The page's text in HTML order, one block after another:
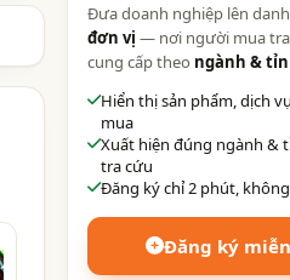
Đưa doanh nghiệp lên
đơn vị — nơi người mua
cung cấp theo ngành &
Hiển thị sản phẩm, dịch
mua
Xuất hiện đúng ngành &
tra cứu
Đăng ký chỉ 2 phút,
Đăng ký